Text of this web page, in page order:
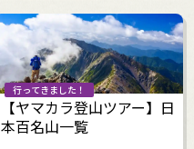
行ってきました！
【ヤマカラ登山ツアー】日
本百名山一覧